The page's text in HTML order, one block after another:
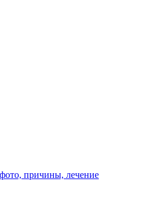
причины, лечение